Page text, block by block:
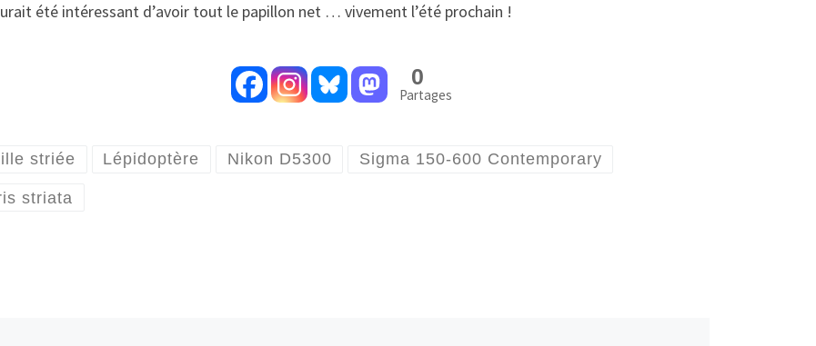
été intéressant d’avoir tout le papillon net … vivement l’été prochain !
0
Partages
striée Lépidoptère Nikon D5300 Sigma 150-600 Contemporary
striata